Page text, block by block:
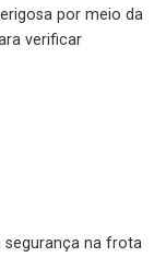
por meio da
verificar
segurança na frota